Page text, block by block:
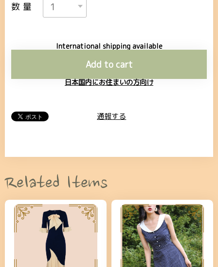
数量
International shipping available
Add to cart
日本国内にお住まいの方向け
通報する
Related Items